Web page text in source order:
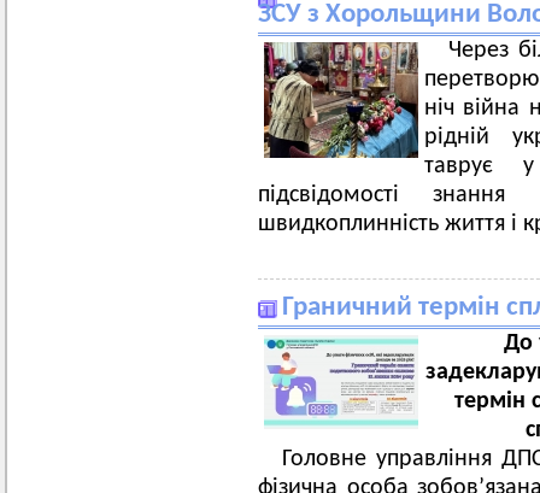
ЗСУ з Хорольщини
Через
ніч війна
рідній
таврує
підсвідомості
швидкоплинність життя і
Граничний термін
До
термін
Головне управління
фізична особа